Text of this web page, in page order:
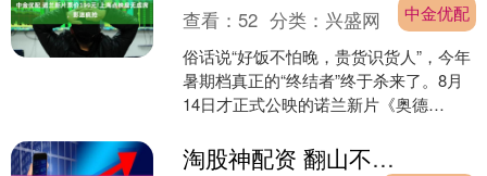
中金优配
查看： 52 分类： 兴盛网
俗话说“好饭不怕晚，贵货识货人”，今年
暑期档真正的“终结者”终于杀来了。8月
14日才正式公映的诺兰新片《奥德
搞起了超前点映，....
淘股神配资 翻山不止一程!《浪浪山小妖怪》“出山节”来了